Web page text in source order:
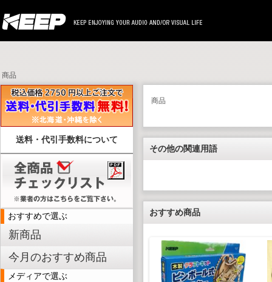
商品
送料・代引手数料について
おすすめで選ぶ
新商品
今月のおすすめ商品
メディアで選ぶ
商品
その他の関連用語
おすすめ商品